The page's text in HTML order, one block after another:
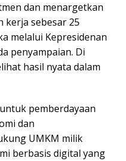
dan menargetkan
kerja sebesar 25
melalui Kepresidenan
penyampaian. Di
hasil nyata dalam
pemberdayaan
dan
UMKM milik
berbasis digital yang